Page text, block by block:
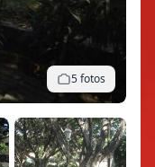
5 fotos